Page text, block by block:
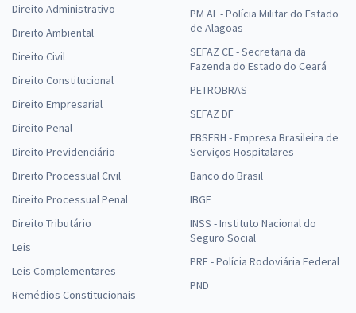
Direito Administrativo
Direito Ambiental
Direito Civil
Direito Constitucional
Direito Empresarial
Direito Penal
Direito Previdenciário
Direito Processual Civil
Direito Processual Penal
Direito Tributário
Leis
Leis Complementares
Remédios Constitucionais
PM AL - Polícia Militar do Estado
de Alagoas
SEFAZ CE - Secretaria da
Fazenda do Estado do Ceará
PETROBRAS
SEFAZ DF
EBSERH - Empresa Brasileira de
Serviços Hospitalares
Banco do Brasil
IBGE
INSS - Instituto Nacional do
Seguro Social
PRF - Polícia Rodoviária Federal
PND